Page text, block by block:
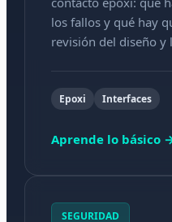
los fallos y qué hay
revisión del diseño y
Epoxi Interfaces
Aprende lo básico
SEGURIDAD